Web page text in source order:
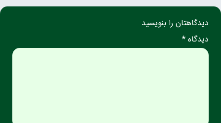
دیدگاهتان را بنویسید
دیدگاه *